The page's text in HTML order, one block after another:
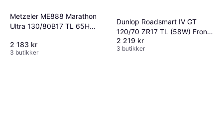
Metzeler ME888 Marathon
Ultra 130/80B17 TL 65H
2 183 kr
3 butikker
Dunlop Roadsmart IV GT
120/70 ZR17 TL (58W) Front
wheel
2 219 kr
3 butikker